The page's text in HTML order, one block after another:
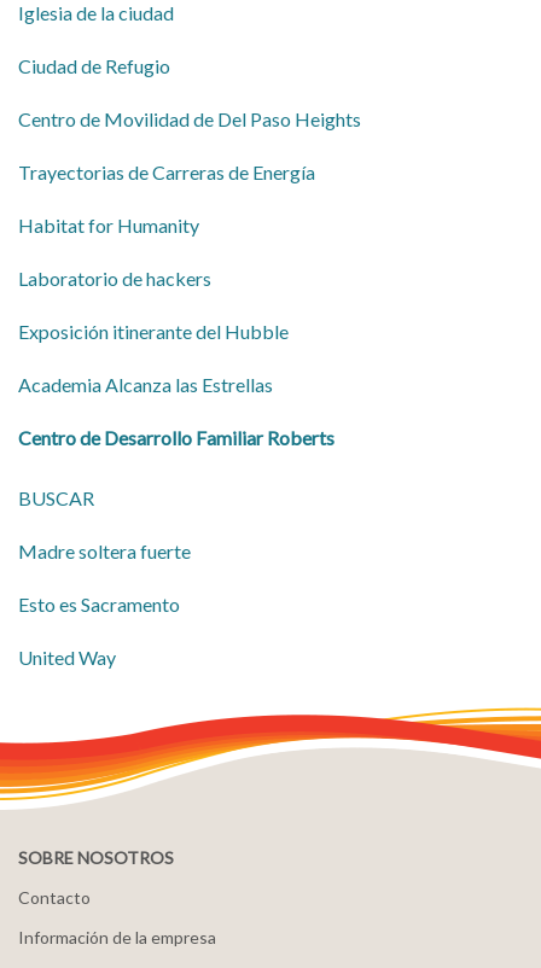
Iglesia de la ciudad
Ciudad de Refugio
Centro de Movilidad de Del Paso Heights
Trayectorias de Carreras de Energía
Habitat for Humanity
Laboratorio de hackers
Exposición itinerante del Hubble
Academia Alcanza las Estrellas
Centro de Desarrollo Familiar Roberts
BUSCAR
Madre soltera fuerte
Esto es Sacramento
United Way
SOBRE NOSOTROS
Contacto
Información de la empresa